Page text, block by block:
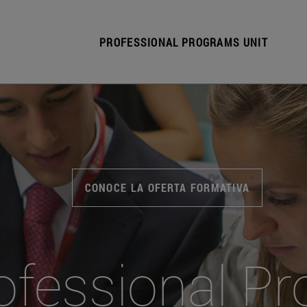
PROFESSIONAL PROGRAMS UNIT
CONOCE LA OFERTA FORMATIVA